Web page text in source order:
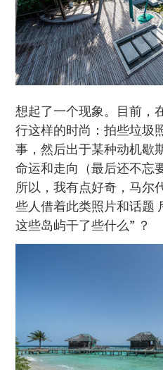
想起了一个现象。目前，
行这样的时尚：拍些垃圾
事，然后出于某种动机歇
命运和走向（最后还不忘
所以，我有点好奇，马尔
些人借着此类照片和话题
这些岛屿干了些什么” ？